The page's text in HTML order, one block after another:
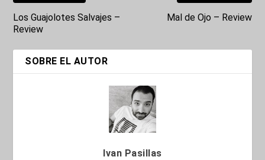
Los Guajolotes Salvajes –
Review
Mal de Ojo – Review
SOBRE EL AUTOR
Ivan Pasillas